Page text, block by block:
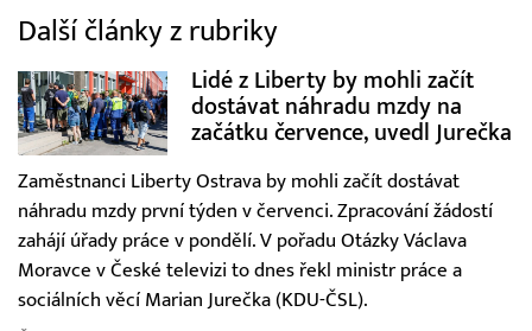
Další články z rubriky
Lidé z Liberty by mohli začít
dostávat náhradu mzdy na
začátku července, uvedl Jurečka
Zaměstnanci Liberty Ostrava by mohli začít dostávat
náhradu mzdy první týden v červenci. Zpracování žádostí
zahájí úřady práce v pondělí. V pořadu Otázky Václava
Moravce v České televizi to dnes řekl ministr práce a
sociálních věcí Marian Jurečka (KDU-ČSL).